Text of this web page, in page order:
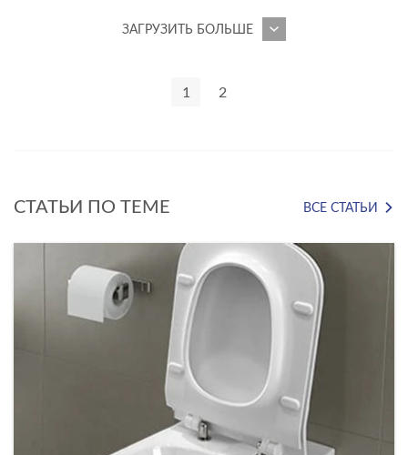
ЗАГРУЗИТЬ БОЛЬШЕ
1 2
СТАТЬИ ПО ТЕМЕ ВСЕ СТАТЬИ